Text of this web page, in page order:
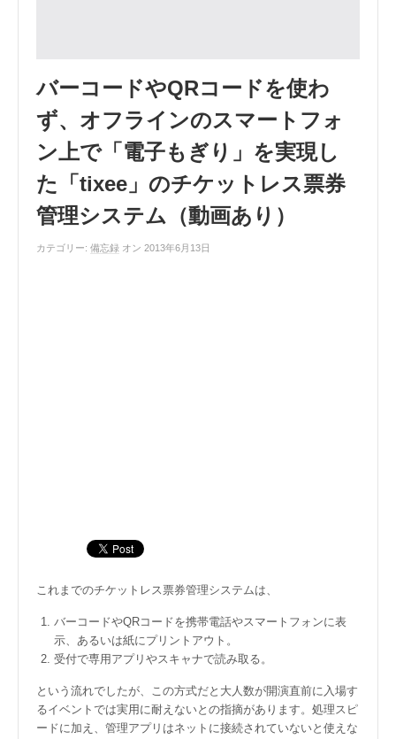
バーコードやQRコードを使わ
ず、オフラインのスマートフォ
ン上で「電子もぎり」を実現し
た「tixee」のチケットレス票券
管理システム（動画あり）
カテゴリー: 備忘録 オン 2013年6月13日
これまでのチケットレス票券管理システムは、
バーコードやQRコードを携帯電話やスマートフォンに表
示、あるいは紙にプリントアウト。
受付で専用アプリやスキャナで読み取る。
という流れでしたが、この方式だと大人数が開演直前に入場す
るイベントでは実用に耐えないとの指摘があります。処理スピ
ードに加え、管理アプリはネットに接続されていないと使えな